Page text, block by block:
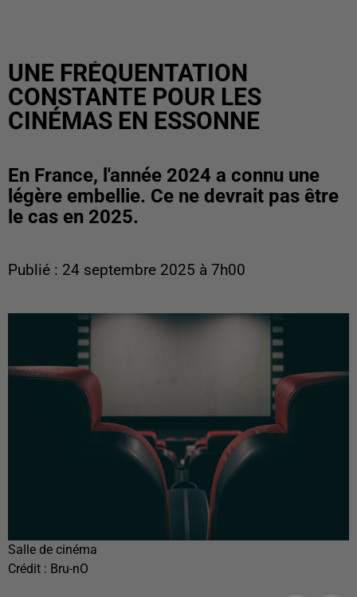
UNE FRÉQUENTATION
CONSTANTE POUR LES
CINÉMAS EN ESSONNE
En France, l'année 2024 a connu une
légère embellie. Ce ne devrait pas être
le cas en 2025.
Publié : 24 septembre 2025 à 7h00
Salle de cinéma
Crédit : Bru-nO